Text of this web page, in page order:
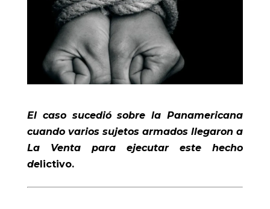
El caso sucedió sobre la Panamericana
cuando varios sujetos armados llegaron a
La Venta para ejecutar este hecho
delictivo.